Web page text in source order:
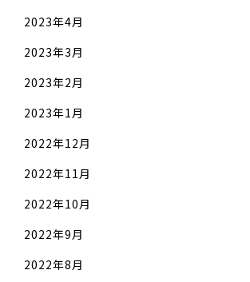
2023年4月
2023年3月
2023年2月
2023年1月
2022年12月
2022年11月
2022年10月
2022年9月
2022年8月